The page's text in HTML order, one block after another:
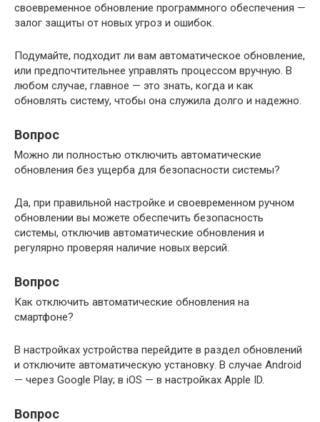
своевременное обновление программного обеспечения —
залог защиты от новых угроз и ошибок.
Подумайте, подходит ли вам автоматическое обновление,
или предпочтительнее управлять процессом вручную. В
любом случае, главное — это знать, когда и как
обновлять систему, чтобы она служила долго и надежно.
Вопрос
Можно ли полностью отключить автоматические
обновления без ущерба для безопасности системы?
Да, при правильной настройке и своевременном ручном
обновлении вы можете обеспечить безопасность
системы, отключив автоматические обновления и
регулярно проверяя наличие новых версий.
Вопрос
Как отключить автоматические обновления на
смартфоне?
В настройках устройства перейдите в раздел обновлений
и отключите автоматическую установку. В случае Android
— через Google Play; в iOS — в настройках Apple ID.
Вопрос